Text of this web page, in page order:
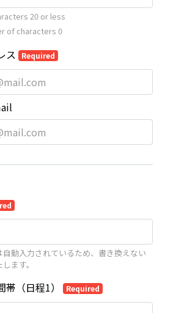
20 or less
of characters 0
ス Required
動入力されているため、書き換えない
ます。
（日程1） Required